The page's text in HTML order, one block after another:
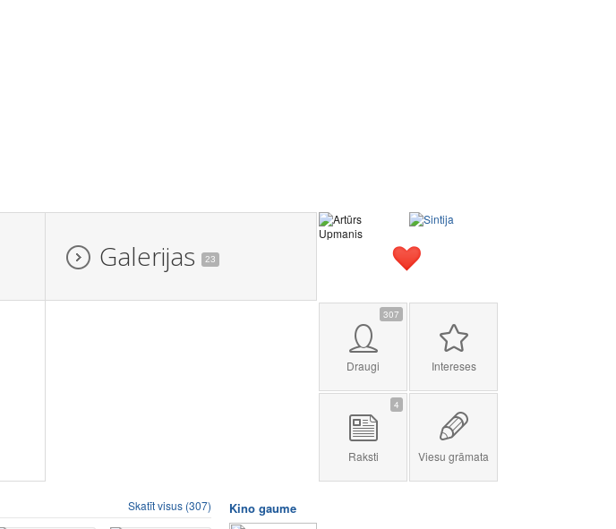
Galerijas 23
307
Draugi Intereses
4
Raksti Viesu grāmata
Skatīt visus (307) Kino gaume